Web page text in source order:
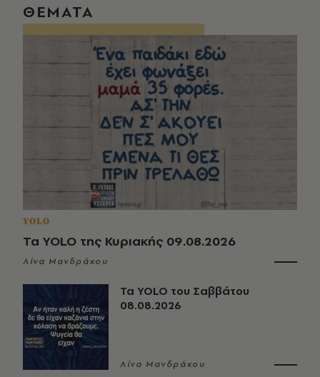
ΘΕΜΑΤΑ
YOLO
Τα YOLO της Κυριακής 09.08.2026
Λίνα Μανδράκου
Τα YOLO του Σαββάτου
08.08.2026
Λίνα Μανδράκου